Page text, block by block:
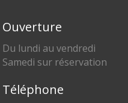
Ouverture
Du lundi au vendredi
Samedi sur réservation
Téléphone